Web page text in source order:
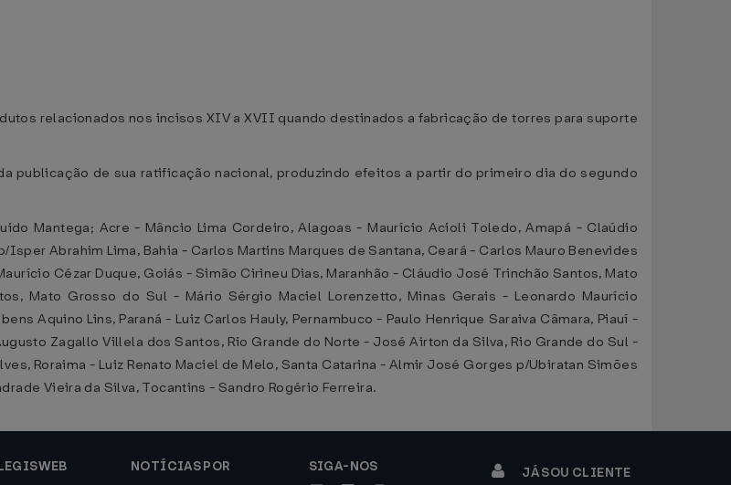
relacionados nos incisos XIV a XVII quando destinados a fabricação de torres para suporte
publicação de sua ratificação nacional, produzindo efeitos a partir do primeiro dia do segundo
Mantega; Acre - Mâncio Lima Cordeiro, Alagoas - Maurício Acioli Toledo, Amapá - Claúdio
Abrahim Lima, Bahia - Carlos Martins Marques de Santana, Ceará - Carlos Mauro Benevides
Cézar Duque, Goiás - Simão Cirineu Dias, Maranhão - Cláudio José Trinchão Santos, Mato
Mato Grosso do Sul - Mário Sérgio Maciel Lorenzetto, Minas Gerais - Leonardo Maurício
Aquino Lins, Paraná - Luiz Carlos Hauly, Pernambuco - Paulo Henrique Saraiva Câmara, Piauí -
Zagallo Villela dos Santos, Rio Grande do Norte - José Airton da Silva, Rio Grande do Sul -
Roraima - Luiz Renato Maciel de Melo, Santa Catarina - Almir José Gorges p/Ubiratan Simões
Vieira da Silva, Tocantins - Sandro Rogério Ferreira.
NOTÍCIAS POR
SIGA-NOS JÁ SOU CLIENTE